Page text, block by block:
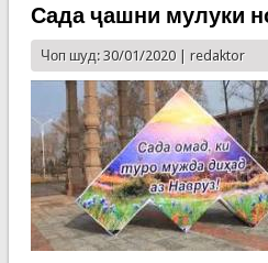
мезанад
Сада ҷашни мулуки
Чоп шуд: 30/01/2020 | redaktor